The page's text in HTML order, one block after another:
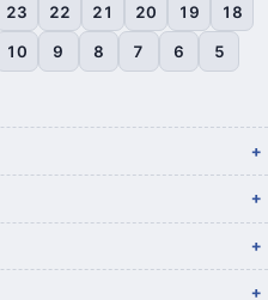
23 22 21 20 19 18
10 9 8 7 6 5